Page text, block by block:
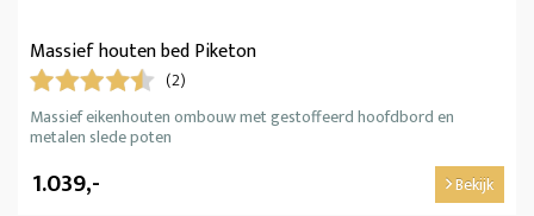
Massief houten bed Piketon
(2)
Massief eikenhouten ombouw met gestoffeerd hoofdbord en
metalen slede poten
1.039,- Bekijk